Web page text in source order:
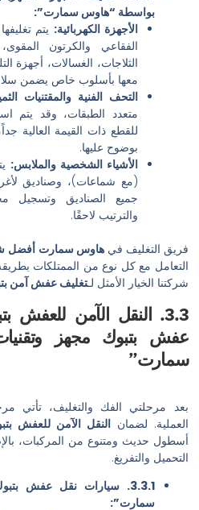
“هاوس سمارت”:
الكهربائية:يتم تغليفها بعناية فائقة
والكرتون المقوى، مع تثبيت
الغسالات، أجهزة التلفاز، أجهزة
بأسلوب خاص يضمن سلامتها.
الفنية والمقتنيات الثمينة:تتطلب
الطبقات، وقد يتم استخدام
ذات القيمة العالية جداً، مع وضع
الشخصية والملابس:يتم توفير
شماعات)، وصناديق لأغراض المطبخ،
الصناديق وتسجيل محتوياتها
لاحقًا.
فيهاوس سمارت أفضل شركة نقل
نوع من الممتلكات بطريقة تضمن
الأمثل لـتغليف عفش آمن بتبوك.
الآمن للعفش بتبوك:
مجهز وتقنيات
الفك والتغليف، تأتي مرحلة النقل
النقل الآمن للعفش بتبوك ، تعتمد
من المركبات، بالإضافة إلى
3.3.1. سيارات نقل عفش بتبوك